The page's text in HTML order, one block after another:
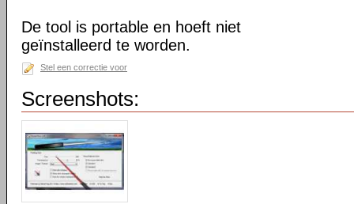
De tool is portable en hoeft niet
geïnstalleerd te worden.
Stel een correctie voor
Screenshots: